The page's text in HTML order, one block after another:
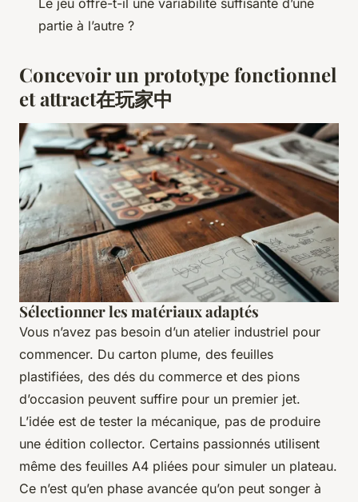
Le jeu offre-t-il une variabilité suffisante d’une
partie à l’autre ?
Concevoir un prototype fonctionnel
et attract在玩家中
Sélectionner les matériaux adaptés
Vous n’avez pas besoin d’un atelier industriel pour
commencer. Du carton plume, des feuilles
plastifiées, des dés du commerce et des pions
d’occasion peuvent suffire pour un premier jet.
L’idée est de tester la mécanique, pas de produire
une édition collector. Certains passionnés utilisent
même des feuilles A4 pliées pour simuler un plateau.
Ce n’est qu’en phase avancée qu’on peut songer à